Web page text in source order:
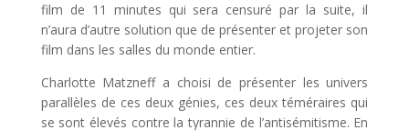
film de 11 minutes qui sera censuré par la suite, il
n’aura d’autre solution que de présenter et projeter son
film dans les salles du monde entier.
Charlotte Matzneff a choisi de présenter les univers
parallèles de ces deux génies, ces deux téméraires qui
se sont élevés contre la tyrannie de l’antisémitisme. En